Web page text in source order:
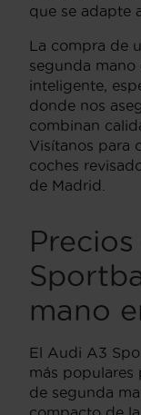
que se adapte
La compra de
segunda mano
inteligente,
donde nos
combinan
Visítanos para
coches
de Madrid.
mano
El Audi A3
más populares
de segunda